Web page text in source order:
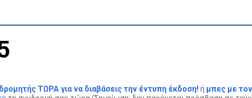
ΤΩΡΑ για να διαβάσεις την έντυπη έκδοση!ή μπες με